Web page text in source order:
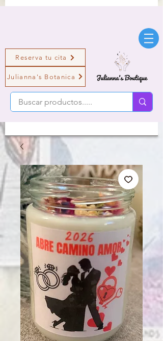
Reserva tu cita
Julianna's Botanica